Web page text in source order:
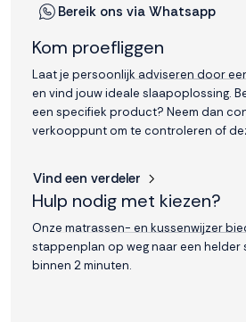
Bereik ons via Whatsapp
Kom proefliggen
Laat je persoonlijk adviseren door
en vind jouw ideale slaapoplossing.
een specifiek product? Neem dan
verkooppunt om te controleren of
Vind een verdeler
Hulp nodig met kiezen?
Onze matrassen- en kussenwijzer
stappenplan op weg naar een helder
binnen 2 minuten.